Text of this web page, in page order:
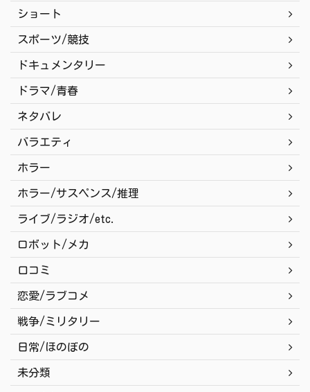
ショート
スポーツ/競技
ドキュメンタリー
ドラマ/青春
ネタバレ
バラエティ
ホラー
ホラー/サスペンス/推理
ライブ/ラジオ/etc.
ロボット/メカ
口コミ
恋愛/ラブコメ
戦争/ミリタリー
日常/ほのぼの
未分類